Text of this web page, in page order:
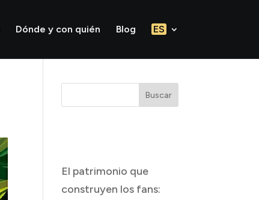
Dónde y con quién Blog ES
Buscar
El patrimonio que
construyen los fans: